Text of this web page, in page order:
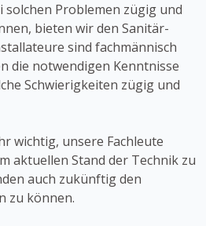
solchen Problemen zügig und
bieten wir den Sanitär-
sind fachmännisch
die notwendigen Kenntnisse
Schwierigkeiten zügig und
wichtig, unsere Fachleute
aktuellen Stand der Technik zu
auch zukünftig den
zu können.